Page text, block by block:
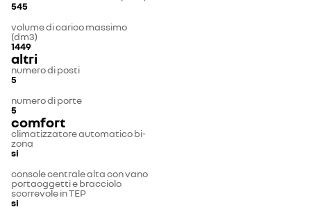
545
volume di carico massimo
(dm3)
1449
altri
numero di posti
5
numero di porte
5
comfort
climatizzatore automatico bi-
zona
si
console centrale alta con vano
portaoggetti e bracciolo
scorrevole in TEP
si